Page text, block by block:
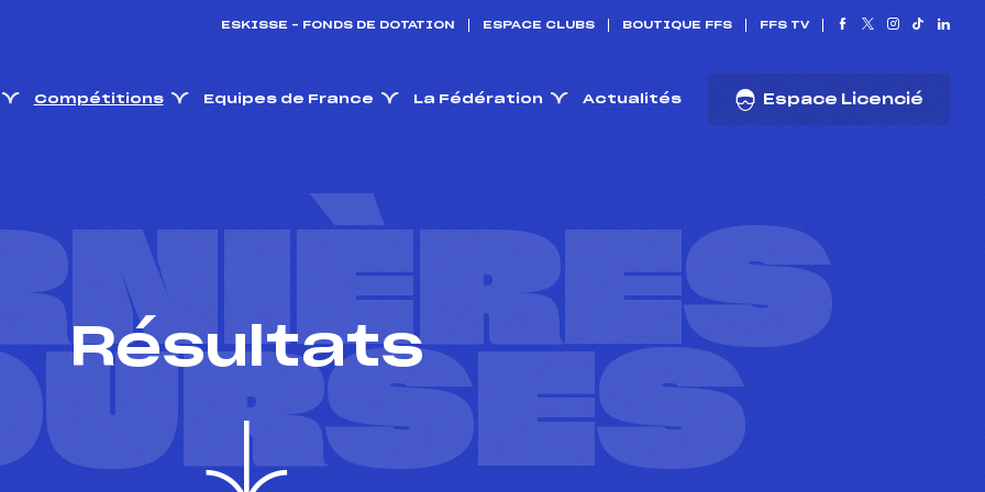
ESKISSE – FONDS DE DOTATION ESPACE CLUBS BOUTIQUE FFS FFS TV
Compétitions Equipes de France La Fédération Actualités Espace Licencié
Résultats